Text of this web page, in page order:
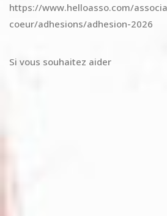
https://www.helloasso.com/
coeur/adhesions/adhesion-2026
Si vous souhaitez aider